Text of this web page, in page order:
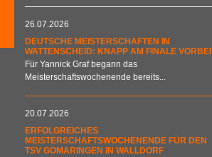
26.07.2026
DEUTSCHE MEISTERSCHAFTEN IN
WATTENSCHEID: KNAPP AM FINALE VORBEI
Für Yannick Graf begann das
Meisterschaftswochenende bereits...
20.07.2026
ERFOLGREICHES
MEISTERSCHAFTSWOCHENENDE FÜR DEN
TSV GOMARINGEN IN WALLDORF